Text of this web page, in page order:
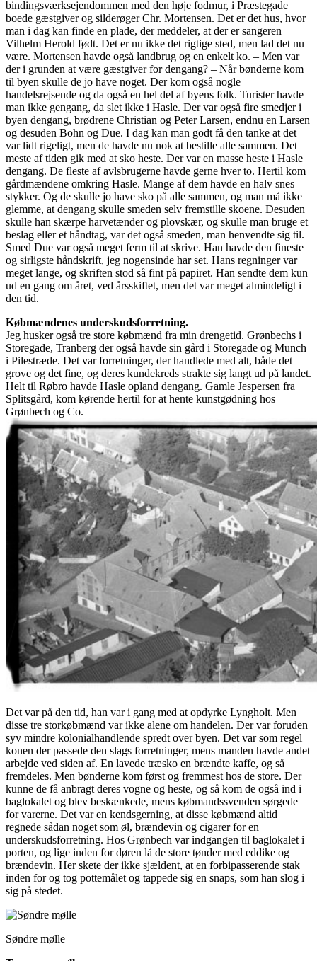
bindingsværksejendommen med den høje fodmur, i Præstegade
boede gæstgiver og silderøger Chr. Mortensen. Det er det hus, hvor
man i dag kan finde en plade, der meddeler, at der er sangeren
Vilhelm Herold født. Det er nu ikke det rigtige sted, men lad det nu
være. Mortensen havde også landbrug og en enkelt ko. – Men var
der i grunden at være gæstgiver for dengang? – Når bønderne kom
til byen skulle de jo have noget. Der kom også nogle
handelsrejsende og da også en hel del af byens folk. Turister havde
man ikke gengang, da slet ikke i Hasle. Der var også fire smedjer i
byen dengang, brødrene Christian og Peter Larsen, endnu en Larsen
og desuden Bohn og Due. I dag kan man godt få den tanke at det
var lidt rigeligt, men de havde nu nok at bestille alle sammen. Det
meste af tiden gik med at sko heste. Der var en masse heste i Hasle
dengang. De fleste af avlsbrugerne havde gerne hver to. Hertil kom
gårdmændene omkring Hasle. Mange af dem havde en halv snes
stykker. Og de skulle jo have sko på alle sammen, og man må ikke
glemme, at dengang skulle smeden selv fremstille skoene. Desuden
skulle han skærpe harvetænder og plovskær, og skulle man bruge et
beslag eller et håndtag, var det også smeden, man henvendte sig til.
Smed Due var også meget ferm til at skrive. Han havde den fineste
og sirligste håndskrift, jeg nogensinde har set. Hans regninger var
meget lange, og skriften stod så fint på papiret. Han sendte dem kun
ud en gang om året, ved årsskiftet, men det var meget almindeligt i
den tid.
Købmændenes underskudsforretning.
Jeg husker også tre store købmænd fra min drengetid. Grønbechs i
Storegade, Tranberg der også havde sin gård i Storegade og Munch
i Pilestræde. Det var forretninger, der handlede med alt, både det
grove og det fine, og deres kundekreds strakte sig langt ud på landet.
Helt til Røbro havde Hasle opland dengang. Gamle Jespersen fra
Splitsgård, kom kørende hertil for at hente kunstgødning hos
Grønbech og Co.
Det var på den tid, han var i gang med at opdyrke Lyngholt. Men
disse tre storkøbmænd var ikke alene om handelen. Der var foruden
syv mindre kolonialhandlende spredt over byen. Det var som regel
konen der passede den slags forretninger, mens manden havde andet
arbejde ved siden af. En lavede træsko en brændte kaffe, og så
fremdeles. Men bønderne kom først og fremmest hos de store. Der
kunne de få anbragt deres vogne og heste, og så kom de også ind i
baglokalet og blev beskænkede, mens købmandssvenden sørgede
for varerne. Det var en kendsgerning, at disse købmænd altid
regnede sådan noget som øl, brændevin og cigarer for en
underskudsforretning. Hos Grønbech var indgangen til baglokalet i
porten, og lige inden for døren lå de store tønder med eddike og
brændevin. Her skete der ikke sjældent, at en forbipasserende stak
inden for og tog pottemålet og tappede sig en snaps, som han slog i
sig på stedet.
Søndre mølle